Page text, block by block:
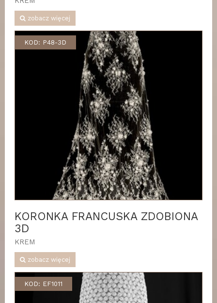
zobacz więcej
KOD: P48-3D
KORONKA FRANCUSKA ZDOBIONA
3D
KREM
zobacz więcej
KOD: EF1011